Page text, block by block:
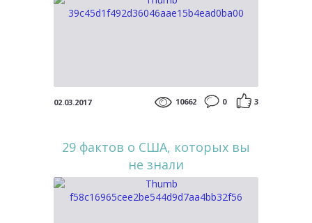
02.03.2017 10662 0 3
29 фактов о США, которых вы
не знали